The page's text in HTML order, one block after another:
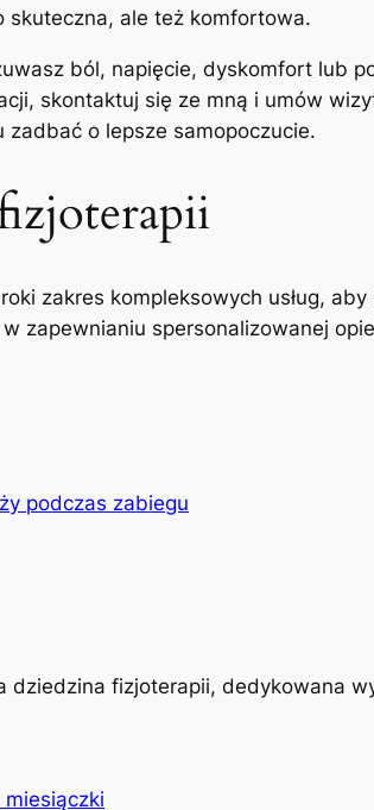
skuteczna, ale też komfortowa.
ból, napięcie, dyskomfort lub
skontaktuj się ze mną i umów
o lepsze samopoczucie.
zakres kompleksowych usług,
zapewnianiu spersonalizowanej
dziedzina fizjoterapii, dedykowana